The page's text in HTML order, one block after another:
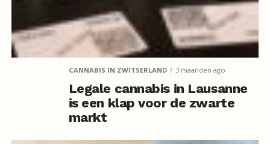
CANNABIS IN ZWITSERLAND 3 maanden ago
Legale cannabis in Lausanne
is een klap voor de zwarte
markt